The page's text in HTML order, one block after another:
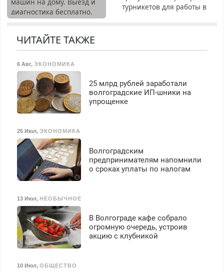
диагностика бесплатно.
Предусмотрены скидки.
турникетов для работы в
Ежемесячно
выплачивается денежная
премия. Возможно
безопасности с з/п до
125000 руб.
ЧИТАЙТЕ ТАКЖЕ
6 Авг, ЭКОНОМИКА
25 млрд рублей заработали
волгоградские ИП-шники на
упрощенке
25 Июл, ЭКОНОМИКА
Волгоградским
предпринимателям напомнили
о сроках уплаты по налогам
13 Июл, НЕОБЫЧНОЕ
В Волгограде кафе собрало
огромную очередь, устроив
акцию с клубникой
10 Июл, ОБЩЕСТВО